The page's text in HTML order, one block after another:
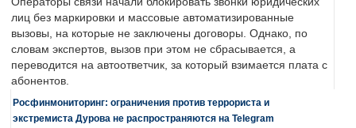
лиц без маркировки и массовые автоматизированные
вызовы, на которые не заключены договоры. Однако, по
словам экспертов, вызов при этом не сбрасывается, а
переводится на автоответчик, за который взимается плата с
абонентов.
Росфинмониторинг: ограничения против террориста и
экстремиста Дурова не распространяются на Telegram